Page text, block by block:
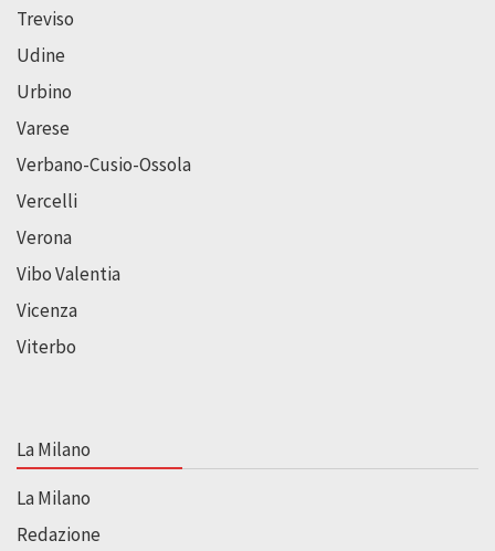
Treviso
Udine
Urbino
Varese
Verbano-Cusio-Ossola
Vercelli
Verona
Vibo Valentia
Vicenza
Viterbo
La Milano
La Milano
Redazione